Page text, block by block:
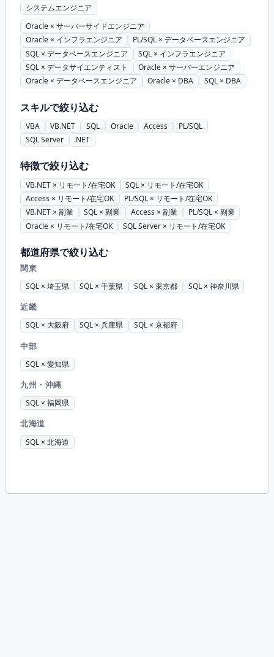
システムエンジニア
Oracle × サーバーサイドエンジニア
Oracle × インフラエンジニア
PL/SQL × データベースエンジニア
SQL × データベースエンジニア
SQL × インフラエンジニア
SQL × データサイエンティスト
Oracle × サーバーエンジニア
Oracle × データベースエンジニア
Oracle × DBA SQL × DBA
スキルで絞り込む
VBA VB.NET SQL Oracle Access
PL/SQL
SQL Server
.NET
特徴で絞り込む
VB.NET × リモート/在宅OK
SQL × リモート/在宅OK
Access × リモート/在宅OK
PL/SQL × リモート/在宅OK
VB.NET × 副業
SQL × 副業 Access × 副業
PL/SQL × 副業
Oracle × リモート/在宅OK
SQL Server × リモート/在宅OK
都道府県で絞り込む
関東
SQL × 埼玉県 SQL × 千葉県 SQL × 東京都 SQL × 神奈川県
近畿
SQL × 大阪府 SQL × 兵庫県 SQL × 京都府
中部
SQL × 愛知県
九州・沖縄
SQL × 福岡県
北海道
SQL × 北海道